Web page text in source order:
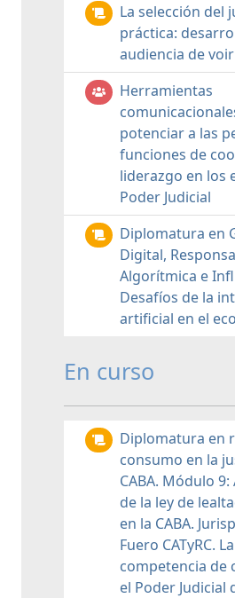
La selección del
práctica:
audiencia de
Herramientas
potenciar a las
funciones de
liderazgo en los
Poder Judicial
Diplomatura en
Digital,
Algorítmica e
Desafíos de la
artificial en el
En curso
Diplomatura en
consumo en la
CABA. Módulo
de la ley de
en la CABA.
Fuero CATyRC. La
competencia de
el Poder Judicial